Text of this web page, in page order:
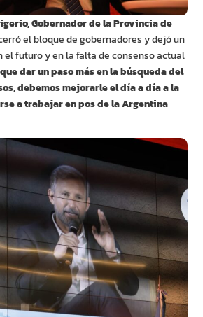
Gobernador de la Provincia de
el bloque de gobernadores y dejó un
el futuro y en la falta de consenso actual
dar un paso más en la búsqueda del
debemos mejorarle el día a día a la
a trabajar en pos de la Argentina